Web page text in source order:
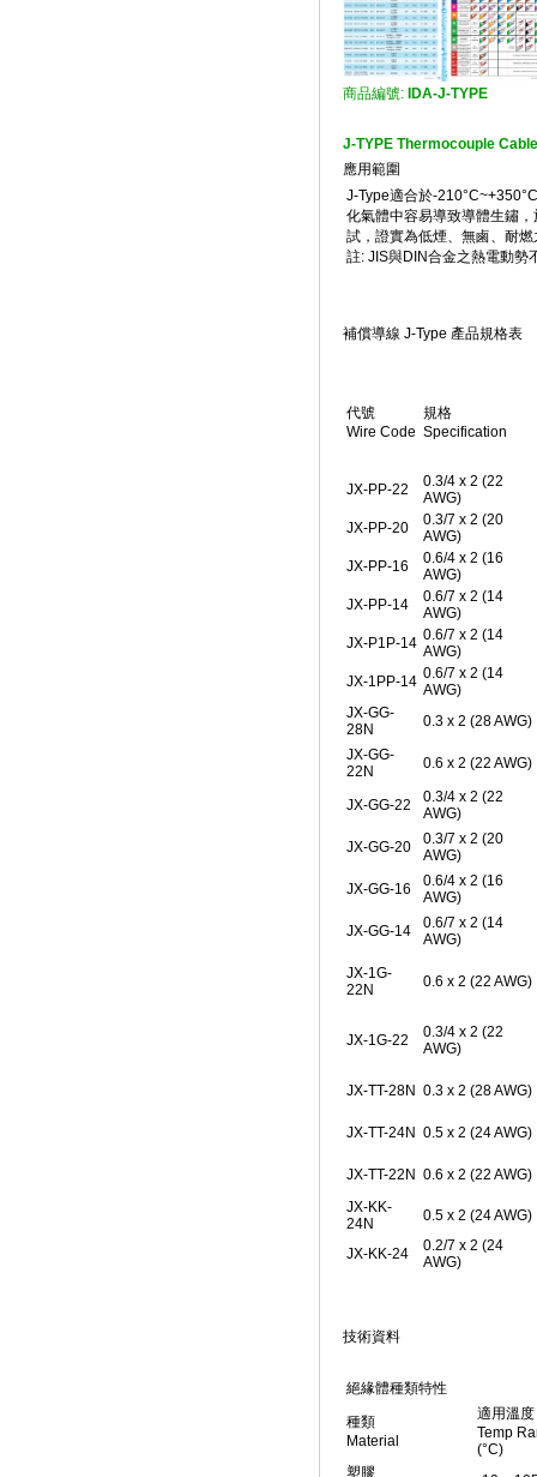
商品編號: IDA-J-TYPE
J-TYPE Thermocouple
應用範圍
J-Type適合於-
化氣體中容易導致導體生鏽
試，證實為低煙、無鹵、耐燃
註: JIS與DIN合金之熱電動勢
補償導線 J-Type 產品規格表
代號
Wire Code
規格
Specification
JX-PP-22
0.3/4 x 2 (22
AWG)
JX-PP-20
0.3/7 x 2 (20
AWG)
JX-PP-16
0.6/4 x 2 (16
AWG)
JX-PP-14
0.6/7 x 2 (14
AWG)
JX-P1P-14 0.6/7 x 2 (14
AWG)
JX-1PP-14 0.6/7 x 2 (14
AWG)
JX-GG-
28N
0.3 x 2 (28 AWG)
JX-GG-
22N
0.6 x 2 (22 AWG)
JX-GG-22
0.3/4 x 2 (22
AWG)
JX-GG-20
0.3/7 x 2 (20
AWG)
JX-GG-16
0.6/4 x 2 (16
AWG)
JX-GG-14
0.6/7 x 2 (14
AWG)
JX-1G-
22N
0.6 x 2 (22 AWG)
JX-1G-22
0.3/4 x 2 (22
AWG)
JX-TT-28N 0.3 x 2 (28 AWG)
JX-TT-24N 0.5 x 2 (24 AWG)
JX-TT-22N 0.6 x 2 (22 AWG)
JX-KK-
24N
0.5 x 2 (24 AWG)
JX-KK-24
0.2/7 x 2 (24
AWG)
技術資料
絕緣體種類特性
種類
Material
適用溫度
Temp
(°C)
塑膠